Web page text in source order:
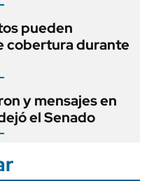
pueden
cobertura durante
y mensajes en
el Senado